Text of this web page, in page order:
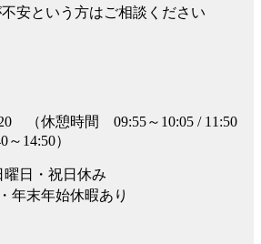
安という方はご相談ください
（休憩時間 09:55～10:05 / 11:50
～14:50）
日・祝日休み
年末年始休暇あり